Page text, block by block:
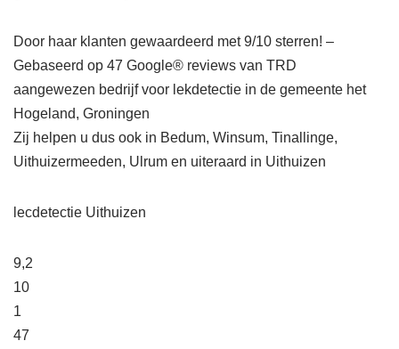
Door haar klanten gewaardeerd met 9/10 sterren! –
Gebaseerd op 47 Google® reviews van TRD
aangewezen bedrijf voor lekdetectie in de gemeente het
Hogeland, Groningen
Zij helpen u dus ook in Bedum, Winsum, Tinallinge,
Uithuizermeeden, Ulrum en uiteraard in Uithuizen
lecdetectie Uithuizen
9,2
10
1
47